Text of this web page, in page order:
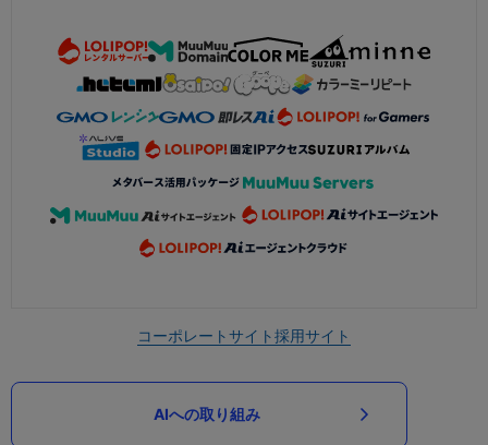
コーポレートサイト採用サイト
AIへの取り組み